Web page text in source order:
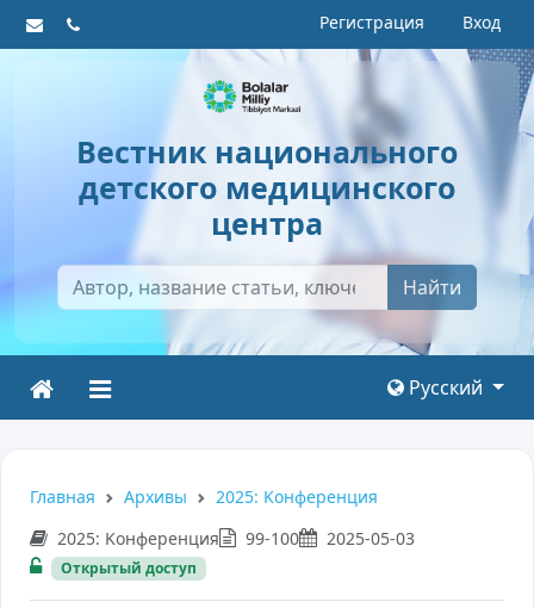
Регистрация Вход
Вестник национального
детского медицинского
центра
Найти
Русский
Главная Архивы
2025: Kонференция
2025: Kонференция
99-100 2025-05-03
Открытый доступ